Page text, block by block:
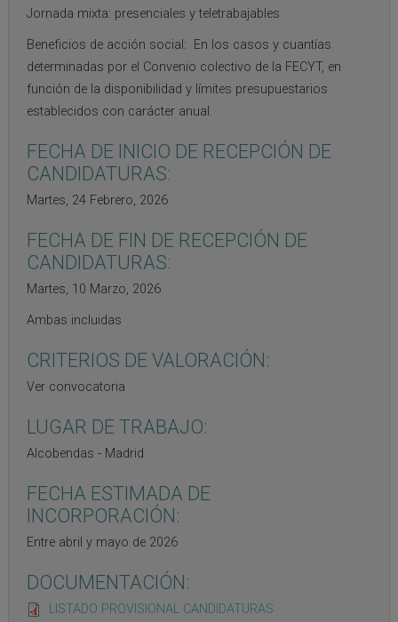
Jornada mixta: presenciales y teletrabajables
Beneficios de acción social: En los casos y cuantías
determinadas por el Convenio colectivo de la FECYT, en
función de la disponibilidad y límites presupuestarios
establecidos con carácter anual.
FECHA DE INICIO DE RECEPCIÓN DE
CANDIDATURAS:
Martes, 24 Febrero, 2026
FECHA DE FIN DE RECEPCIÓN DE
CANDIDATURAS:
Martes, 10 Marzo, 2026
Ambas incluidas
CRITERIOS DE VALORACIÓN:
Ver convocatoria
LUGAR DE TRABAJO:
Alcobendas - Madrid
FECHA ESTIMADA DE
INCORPORACIÓN:
Entre abril y mayo de 2026
DOCUMENTACIÓN:
LISTADO PROVISIONAL CANDIDATURAS